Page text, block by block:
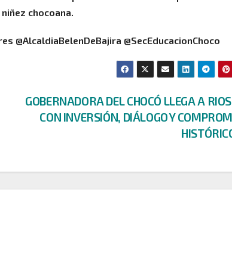
chocoana.
@AlcaldiaBelenDeBajira @SecEducacionChoco
GOBERNADORA DEL CHOCÓ LLEGA A
CON INVERSIÓN, DIÁLOGO Y